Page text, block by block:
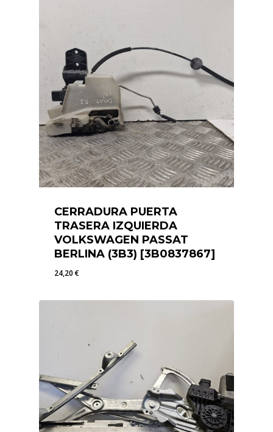
CERRADURA PUERTA
TRASERA IZQUIERDA
VOLKSWAGEN PASSAT
BERLINA (3B3) [3B0837867]
24,20€